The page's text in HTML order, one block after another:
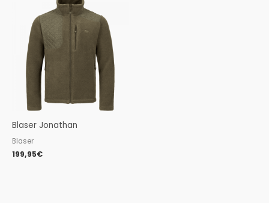
Blaser Jonathan
Blaser
199,95€